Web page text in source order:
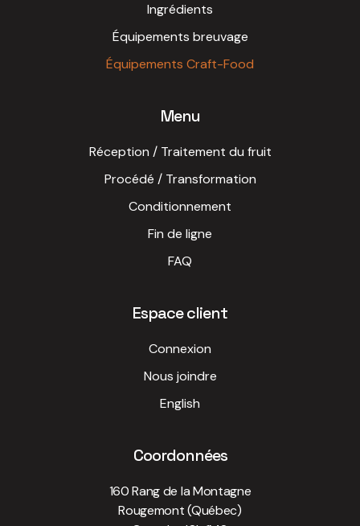
Ingrédients
Équipements breuvage
Équipements Craft-Food
Menu
Réception / Traitement du fruit
Procédé / Transformation
Conditionnement
Fin de ligne
FAQ
Espace client
Connexion
Nous joindre
English
Coordonnées
160 Rang de la Montagne
Rougemont (Québec)